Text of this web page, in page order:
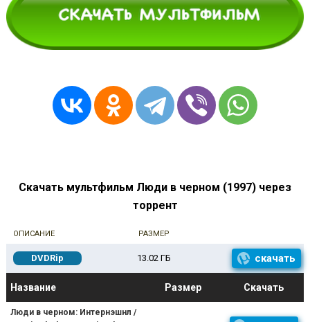
Скачать мультфильм Люди в черном (1997) через
торрент
ОПИСАНИЕ РАЗМЕР
DVDRip 13.02 ГБ скачать
Название Размер Скачать
Люди в черном: Интернэшнл /